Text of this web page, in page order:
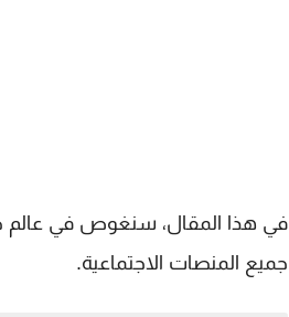
في هذا المقال، سنغوص في عالم
جميع المنصات الاجتماعية.